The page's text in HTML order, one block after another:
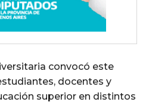
convocó este
docentes y
superior en distintos